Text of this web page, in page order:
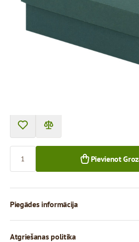
Biezums:
Prece nav pieejama saņemšanai
Pievienot
Piegādes informācija
Atgriešanas politika